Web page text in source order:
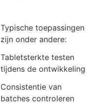
Typische toepassingen
zijn onder andere:
Tabletsterkte testen
tijdens de ontwikkeling
Consistentie van
batches controleren